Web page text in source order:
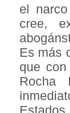
el
cree,
Es más
que
Rocha